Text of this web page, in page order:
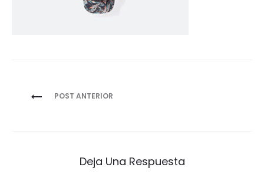
Navegación
POST ANTERIOR
Deja Una Respuesta